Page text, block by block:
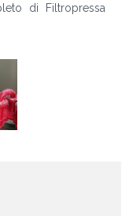
di Filtropressa